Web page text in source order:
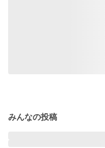
みんなの投稿